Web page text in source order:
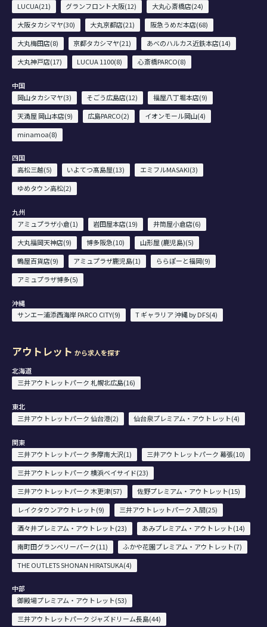
LUCUA(21)
グランフロント大阪(12)
大丸心斎橋店(24)
大阪タカシマヤ(30)
大丸京都店(21)
阪急うめだ本店(68)
大丸梅田店(8)
京都タカシマヤ(21)
あべのハルカス近鉄本店(14)
大丸神戸店(17)
LUCUA 1100(8) 心斎橋PARCO(8)
中国
岡山タカシマヤ(3)
そごう広島店(12)
福屋八丁堀本店(9)
天満屋 岡山本店(9)
広島PARCO(2)
イオンモール岡山(4)
minamoa(8)
四国
高松三越(5)
いよてつ髙島屋(13)
エミフルMASAKI(3)
ゆめタウン高松(2)
九州
アミュプラザ小倉(1)
岩田屋本店(19)
井筒屋小倉店(6)
大丸福岡天神店(9)
博多阪急(10)
山形屋 (鹿児島)(5)
鶴屋百貨店(9)
アミュプラザ鹿児島(1)
ららぽーと福岡(9)
アミュプラザ博多(5)
沖縄
サンエー浦添西海岸 PARCO CITY(9)
T ギャラリア 沖縄 by DFS(4)
アウトレット から求人を探す
北海道
三井アウトレットパーク 札幌北広島(16)
東北
三井アウトレットパーク 仙台港(2)
仙台泉プレミアム・アウトレット(4)
関東
三井アウトレットパーク 多摩南大沢(1)
三井アウトレットパーク 幕張(10)
三井アウトレットパーク 横浜ベイサイド(23)
三井アウトレットパーク 木更津(57)
佐野プレミアム・アウトレット(15)
レイクタウンアウトレット(9)
三井アウトレットパーク 入間(25)
酒々井プレミアム・アウトレット(23)
あみプレミアム・アウトレット(14)
南町田グランベリーパーク(11)
ふかや花園プレミアム・アウトレット(7)
THE OUTLETS SHONAN HIRATSUKA(4)
中部
御殿場プレミアム・アウトレット(53)
三井アウトレットパーク ジャズドリーム長島(44)